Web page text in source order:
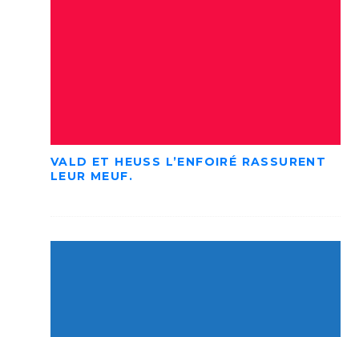
VALD ET HEUSS L’ENFOIRÉ RASSURENT
LEUR MEUF.